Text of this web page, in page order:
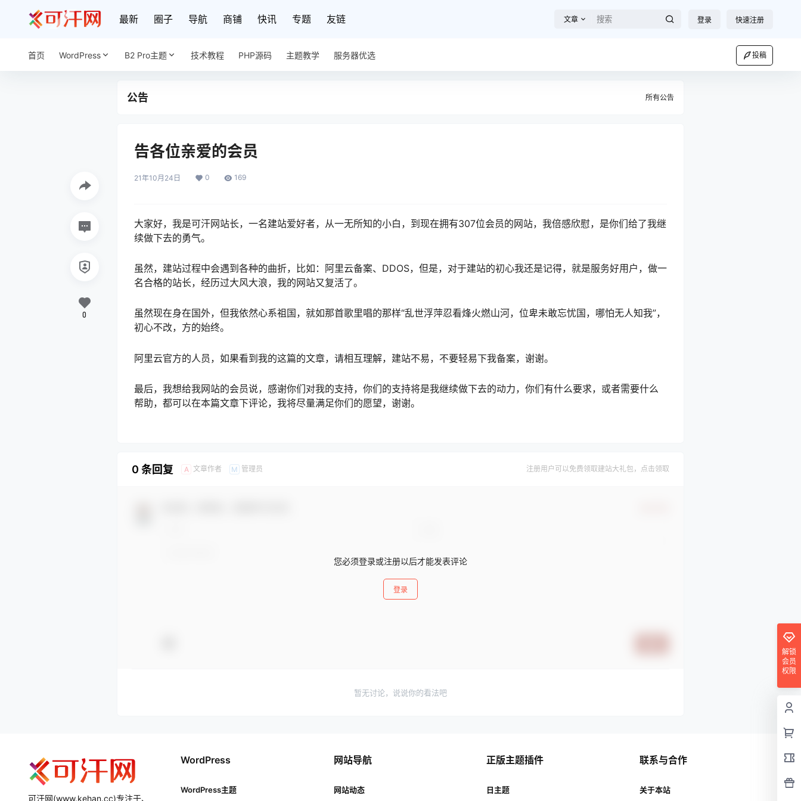
最新 圈子 导航 商铺 快讯 专题 友链 文章 登录 快速注册
首页 WordPress B2 Pro主题 技术教程 PHP源码 主题教学 服务器优选 投稿
公告 所有公告
告各位亲爱的会员
21年10月24日 0 169
大家好，我是可汗网站长，一名建站爱好者，从一无所知的小白，到现在拥有307位会员的网站，我倍感欣慰，是你们给了我继
续做下去的勇气。
虽然，建站过程中会遇到各种的曲折，比如：阿里云备案、DDOS，但是，对于建站的初心我还是记得，就是服务好用户，做一
名合格的站长，经历过大风大浪，我的网站又复活了。
虽然现在身在国外，但我依然心系祖国，就如那首歌里唱的那样“乱世浮萍忍看烽火燃山河，位卑未敢忘忧国，哪怕无人知我”，
初心不改，方的始终。
阿里云官方的人员，如果看到我的这篇的文章，请相互理解，建站不易，不要轻易下我备案，谢谢。
最后，我想给我网站的会员说，感谢你们对我的支持，你们的支持将是我继续做下去的动力，你们有什么要求，或者需要什么
帮助，都可以在本篇文章下评论，我将尽量满足你们的愿望，谢谢。
0
0 条回复 A 文章作者 M 管理员 注册用户可以免费领取建站大礼包，点击领取
您必须登录或注册以后才能发表评论
登录
暂无讨论，说说你的看法吧
解锁
会员
权限
可汗网(www.kehan.cc)专注于、
WordPress
WordPress主题
网站导航
网站动态
正版主题插件
日主题
联系与合作
关于本站